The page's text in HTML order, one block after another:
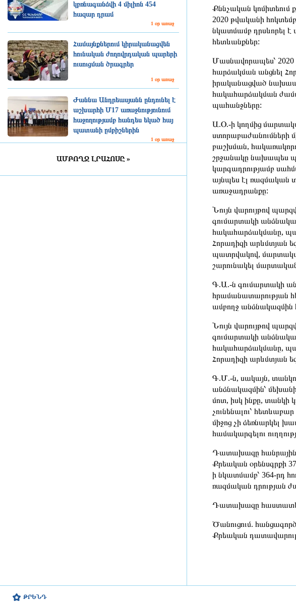
կբռնագանձվի 4 միլիոն 454
հազար դրամ
1 օր առաջ
Համայնքներում կիրականացվեն
հունական ժողովրդական պարերի
ուսուցման ծրագրեր
1 օր առաջ
Ժաննա Անդրեասյանն ընդունել է
աշխարհի Մ17 առաջնությունում
հաջողությամբ հանդես եկած հայ
պատանի ըմբիշներին
1 օր առաջ
Դատախազությունն
ԱՄԲՈՂՋ ԼՐԱՀՈՍԸ »
Քննչական կոմիտեում
2020 թվականի
նկատմամբ դրսևորել է
հետևանքներ:
Մասնավորապես՝ 2020
հարձակման անցնել
իրականացված
հակահարձակման
պահանջները:
Ա.Օ.-ի կողմից
ստորաբաժանումների
բաշխման,
շրջանակը նախապես
կարգադրությամբ
այնպես էլ ռազմական
առաջադրանքը:
Նույն վարույթով
գումարտակի
հակահարձակմանը,
Հորադիզի արևմտյան
պատրվակով, մարտական
շարունակել
Գ.Ա.-ն գումարտակի
հրամանատարության
ամբողջ անձնակազմին
Նույն վարույթով
գումարտակի
հակահարձակմանը,
Հորադիզի արևմտյան
Գ.Մ.-ն, սակայն,
անձնակազմին՝
մոտ, իսկ ինքը, տանկի
չունենալու՝
միջոց չի ձեռնարկել
համակարգելու
Դատախազը հանրային
Քրեական օրենսգրքի
ի նկատմամբ՝ 364-րդ
ռազմական դրության
Դատախազը հաստատել
Ծանուցում.
Քրեական
ԹՐԵՆԴ